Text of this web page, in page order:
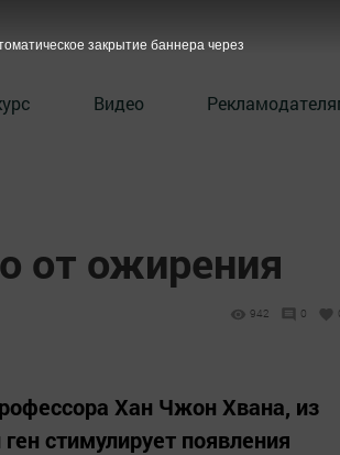
Видео
от ожирения
942 0
Хан Чжон Хвана, из
стимулирует появления
закрытие баннера через